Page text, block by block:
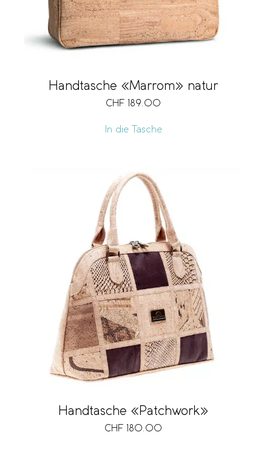
Handtasche «Marrom» natur
CHF 189.00
In die Tasche
Handtasche «Patchwork»
CHF 180.00